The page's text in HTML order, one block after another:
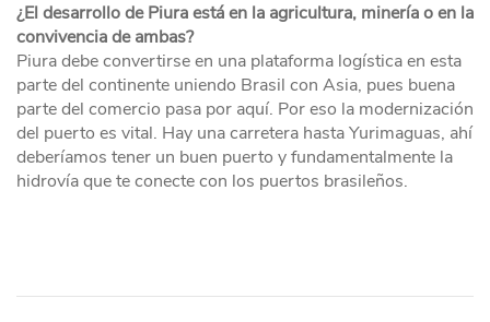
¿El desarrollo de Piura está en la agricultura, minería o en la
convivencia de ambas?
Piura debe convertirse en una plataforma logística en esta
parte del continente uniendo Brasil con Asia, pues buena
parte del comercio pasa por aquí. Por eso la modernización
del puerto es vital. Hay una carretera hasta Yurimaguas, ahí
deberíamos tener un buen puerto y fundamentalmente la
hidrovía que te conecte con los puertos brasileños.